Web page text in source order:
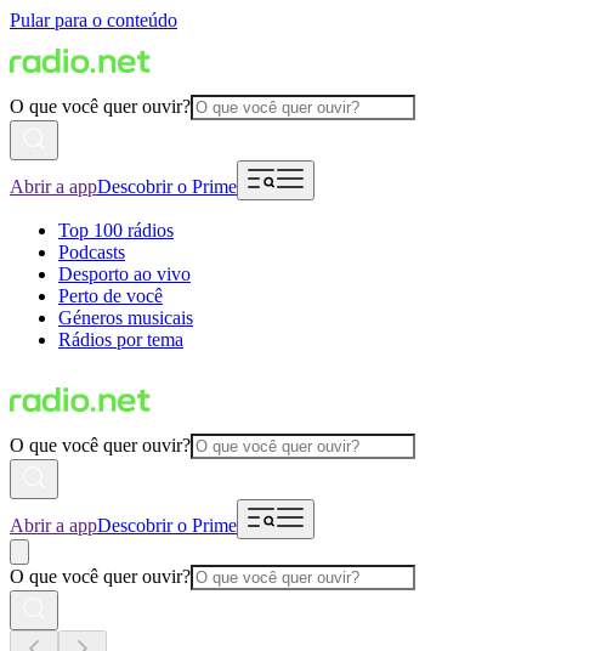
Pular para o conteúdo
O que você quer ouvir?
Abrir a appDescobrir o Prime
Top 100 rádios
Podcasts
Desporto ao vivo
Perto de você
Géneros musicais
Rádios por tema
O que você quer ouvir?
Abrir a appDescobrir o Prime
O que você quer ouvir?